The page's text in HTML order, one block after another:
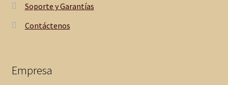
Soporte y Garantías
Contáctenos
Empresa